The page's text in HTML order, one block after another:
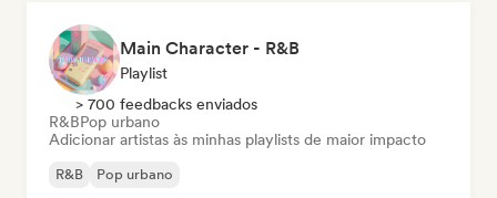
Main Character - R&B
Playlist
> 700 feedbacks enviados
R&BPop urbano
Adicionar artistas às minhas playlists de maior impacto
R&B Pop urbano